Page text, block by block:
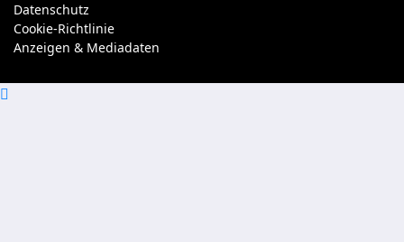
Datenschutz
Cookie-Richtlinie
Anzeigen & Mediadaten